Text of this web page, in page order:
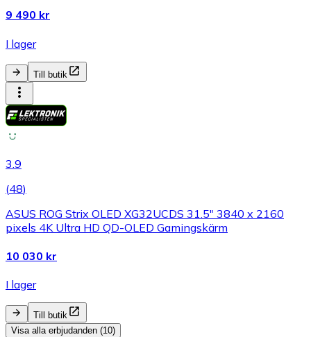
9 490 kr
I lager
Till butik
3.9
(48)
ASUS ROG Strix OLED XG32UCDS 31.5" 3840 x 2160
pixels 4K Ultra HD QD-OLED Gamingskärm
10 030 kr
I lager
Till butik
Visa alla erbjudanden (10)